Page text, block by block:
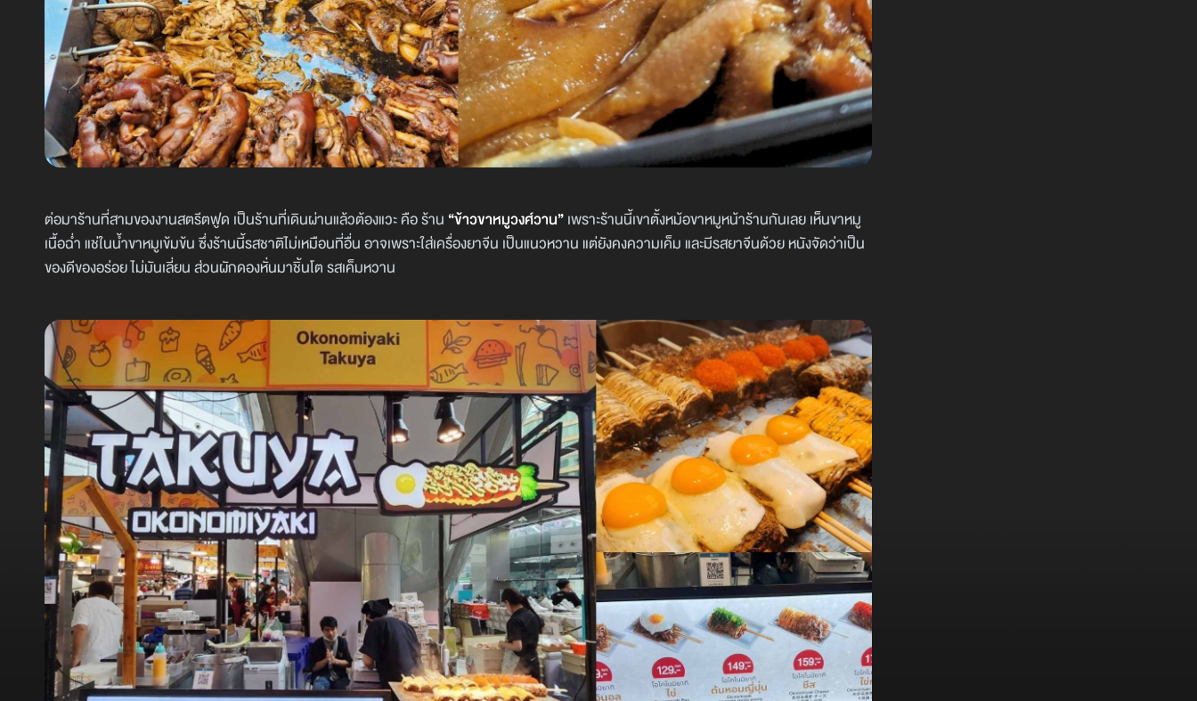
ต่อมาร้านที่สามของงานสตรีตฟูด เป็นร้านที่เดินผ่านแล้วต้องแวะ คือ ร้าน“ข้าวขาหมูวงศ์วาน”เพราะร้านนี้เขาตั้งหม้อขาหมูหน้าร้านกันเลย เห็นขาหมู
เนื้อฉ่ำ แช่ในน้ำขาหมูเข้มข้น ซึ่งร้านนี้รสชาติไม่เหมือนที่อื่น อาจเพราะใส่เครื่องยาจีน เป็นแนวหวาน แต่ยังคงความเค็ม และมีรสยาจีนด้วย หนังจัดว่าเป็น
ของดีของอร่อย ไม่มันเลี่ยน ส่วนผักดองหั่นมาชิ้นโต รสเค็มหวาน